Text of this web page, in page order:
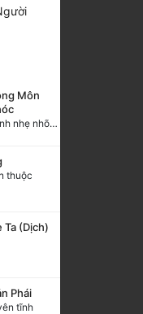
Môn
Chương 2871: Cái này đánh nhẹ nhõm a
thuộc
Ta (Dịch)
Phái
tĩnh